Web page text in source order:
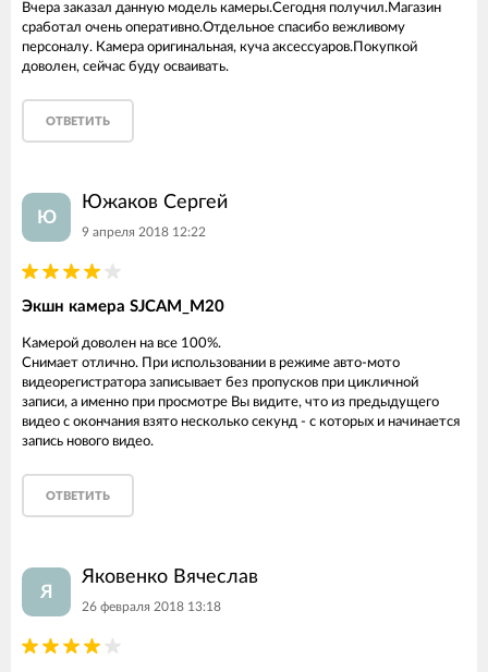
Вчера заказал данную модель камеры.Сегодня получил.Магазин
сработал очень оперативно.Отдельное спасибо вежливому
персоналу. Камера оригинальная, куча аксессуаров.Покупкой
доволен, сейчас буду осваивать.
ОТВЕТИТЬ
Ю
Южаков Сергей
9 апреля 2018 12:22
Экшн камера SJCAM_M20
Камерой доволен на все 100%.
Снимает отлично. При использовании в режиме авто-мото
видеорегистратора записывает без пропусков при цикличной
записи, а именно при просмотре Вы видите, что из предыдущего
видео с окончания взято несколько секунд - с которых и начинается
запись нового видео.
ОТВЕТИТЬ
Я
Яковенко Вячеслав
26 февраля 2018 13:18